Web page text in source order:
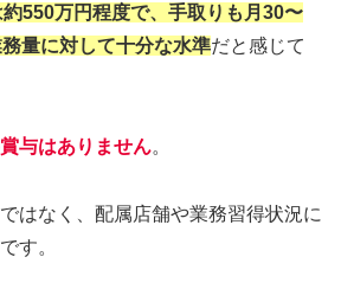
550万円程度で、手取りも月30〜
量に対して十分な水準だと感じて
与はありません。
はなく、配属店舗や業務習得状況に
す。